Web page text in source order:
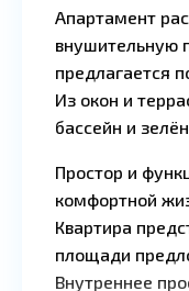
Апартамент
внушительную
предлагается
Из окон и
бассейн и
Простор и
комфортной
Квартира
площади
Внутреннее